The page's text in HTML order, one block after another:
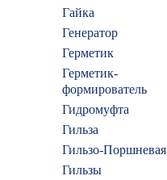
Гайка
Генератор
Герметик
Герметик-
формирователь
Гидромуфта
Гильза
Гильзо-Поршневая
Гильзы